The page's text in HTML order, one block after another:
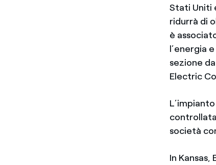
Stati Uniti
ridurrà di
è
l’energia
sezione
Electric
società
In Kansas,